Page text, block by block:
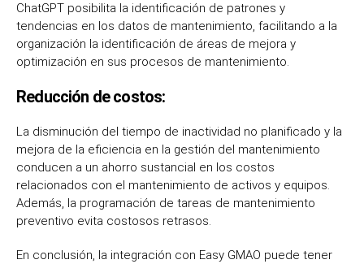
ChatGPT posibilita la identificación de patrones y
tendencias en los datos de mantenimiento, facilitando a la
organización la identificación de áreas de mejora y
optimización en sus procesos de mantenimiento.
Reducción de costos:
La disminución del tiempo de inactividad no planificado y la
mejora de la eficiencia en la gestión del mantenimiento
conducen a un ahorro sustancial en los costos
relacionados con el mantenimiento de activos y equipos.
Además, la programación de tareas de mantenimiento
preventivo evita costosos retrasos.
En conclusión, la integración con Easy GMAO puede tener